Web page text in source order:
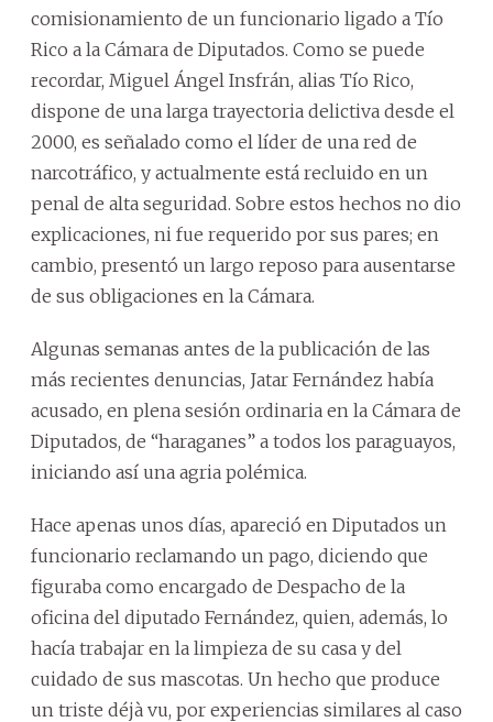
comisionamiento de un funcionario ligado a Tío
Rico a la Cámara de Diputados. Como se puede
recordar, Miguel Ángel Insfrán, alias Tío Rico,
dispone de una larga trayectoria delictiva desde el
2000, es señalado como el líder de una red de
narcotráfico, y actualmente está recluido en un
penal de alta seguridad. Sobre estos hechos no dio
explicaciones, ni fue requerido por sus pares; en
cambio, presentó un largo reposo para ausentarse
de sus obligaciones en la Cámara.
Algunas semanas antes de la publicación de las
más recientes denuncias, Jatar Fernández había
acusado, en plena sesión ordinaria en la Cámara de
Diputados, de “haraganes” a todos los paraguayos,
iniciando así una agria polémica.
Hace apenas unos días, apareció en Diputados un
funcionario reclamando un pago, diciendo que
figuraba como encargado de Despacho de la
oficina del diputado Fernández, quien, además, lo
hacía trabajar en la limpieza de su casa y del
cuidado de sus mascotas. Un hecho que produce
un triste déjà vu, por experiencias similares al caso